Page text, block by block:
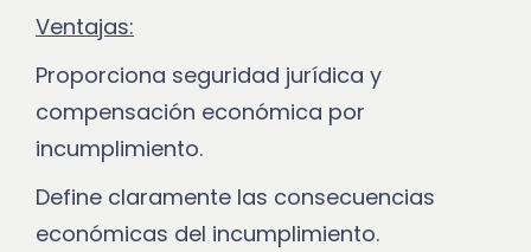
Ventajas:
Proporciona seguridad jurídica y
compensación económica por
incumplimiento.
Define claramente las consecuencias
económicas del incumplimiento.